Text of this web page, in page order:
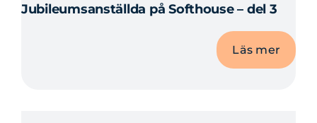
Jubileumsanställda på Softhouse – del 3
Läs mer